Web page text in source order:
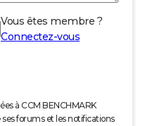
Vous êtes membre ?
Connectez-vous
à CCM BENCHMARK
forums et les notifications